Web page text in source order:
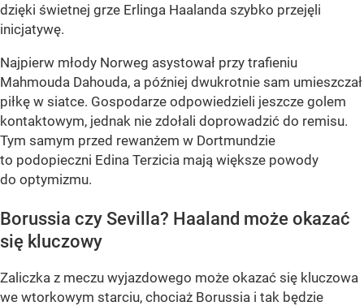
dzięki świetnej grze Erlinga Haalanda szybko przejęli
inicjatywę.
Najpierw młody Norweg asystował przy trafieniu
Mahmouda Dahouda, a później dwukrotnie sam umieszczał
piłkę w siatce. Gospodarze odpowiedzieli jeszcze golem
kontaktowym, jednak nie zdołali doprowadzić do remisu.
Tym samym przed rewanżem w Dortmundzie
to podopieczni Edina Terzicia mają większe powody
do optymizmu.
Borussia czy Sevilla? Haaland może okazać
się kluczowy
Zaliczka z meczu wyjazdowego może okazać się kluczowa
we wtorkowym starciu, chociaż Borussia i tak będzie